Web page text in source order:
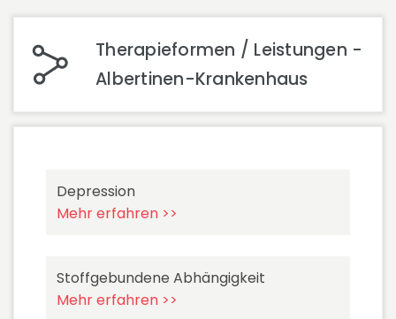
Therapieformen / Leistungen -
Albertinen-Krankenhaus
Depression
Mehr erfahren >>
Stoffgebundene Abhängigkeit
Mehr erfahren >>